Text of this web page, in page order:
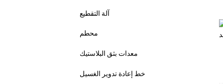
آلة التقطيع
محطم
معدات بثق البلاستيك
خط إعادة تدوير الغسيل